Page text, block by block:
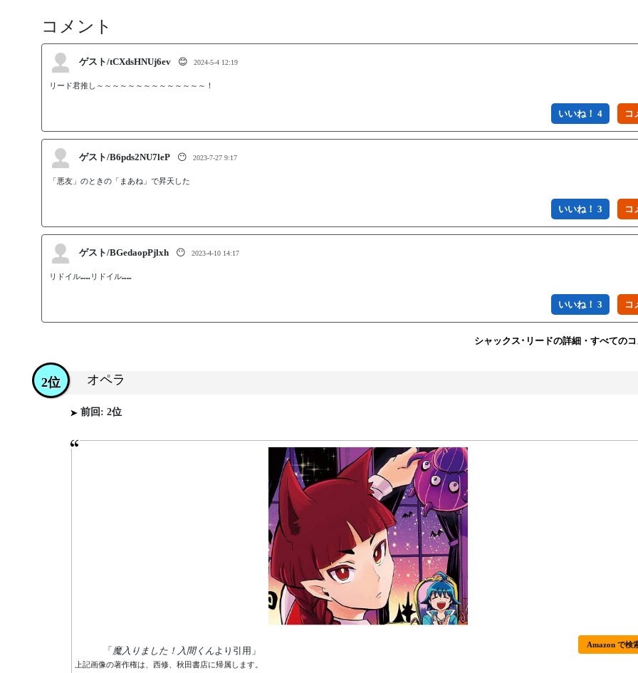
コメント
ゲスト/tCXdsHNUj6ev 😊 2024-5-4 12:19
リード君推し～～～～～～～～～～～～～～！
いいね！ 4
ゲスト/B6pds2NU7leP 😶 2023-7-27 9:17
「悪友」のときの「まあね」で昇天した
いいね！ 3
ゲスト/BGedaopPjlxh 😶 2023-4-10 14:17
リドイル……リドイル……
いいね！ 3
シャックス･リードの詳細・すべての
オペラ
2位
前回: 2位
「 魔入りました！入間くんより引用」
上記画像の著作権は、西修、秋田書店に帰属します。
Amazon で検